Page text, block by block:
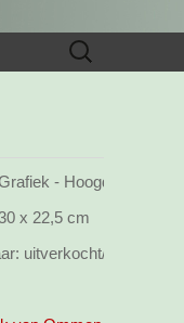
Zoeken
naar:
- Hoogdruk
x 22,5 cm
uitverkocht/sold